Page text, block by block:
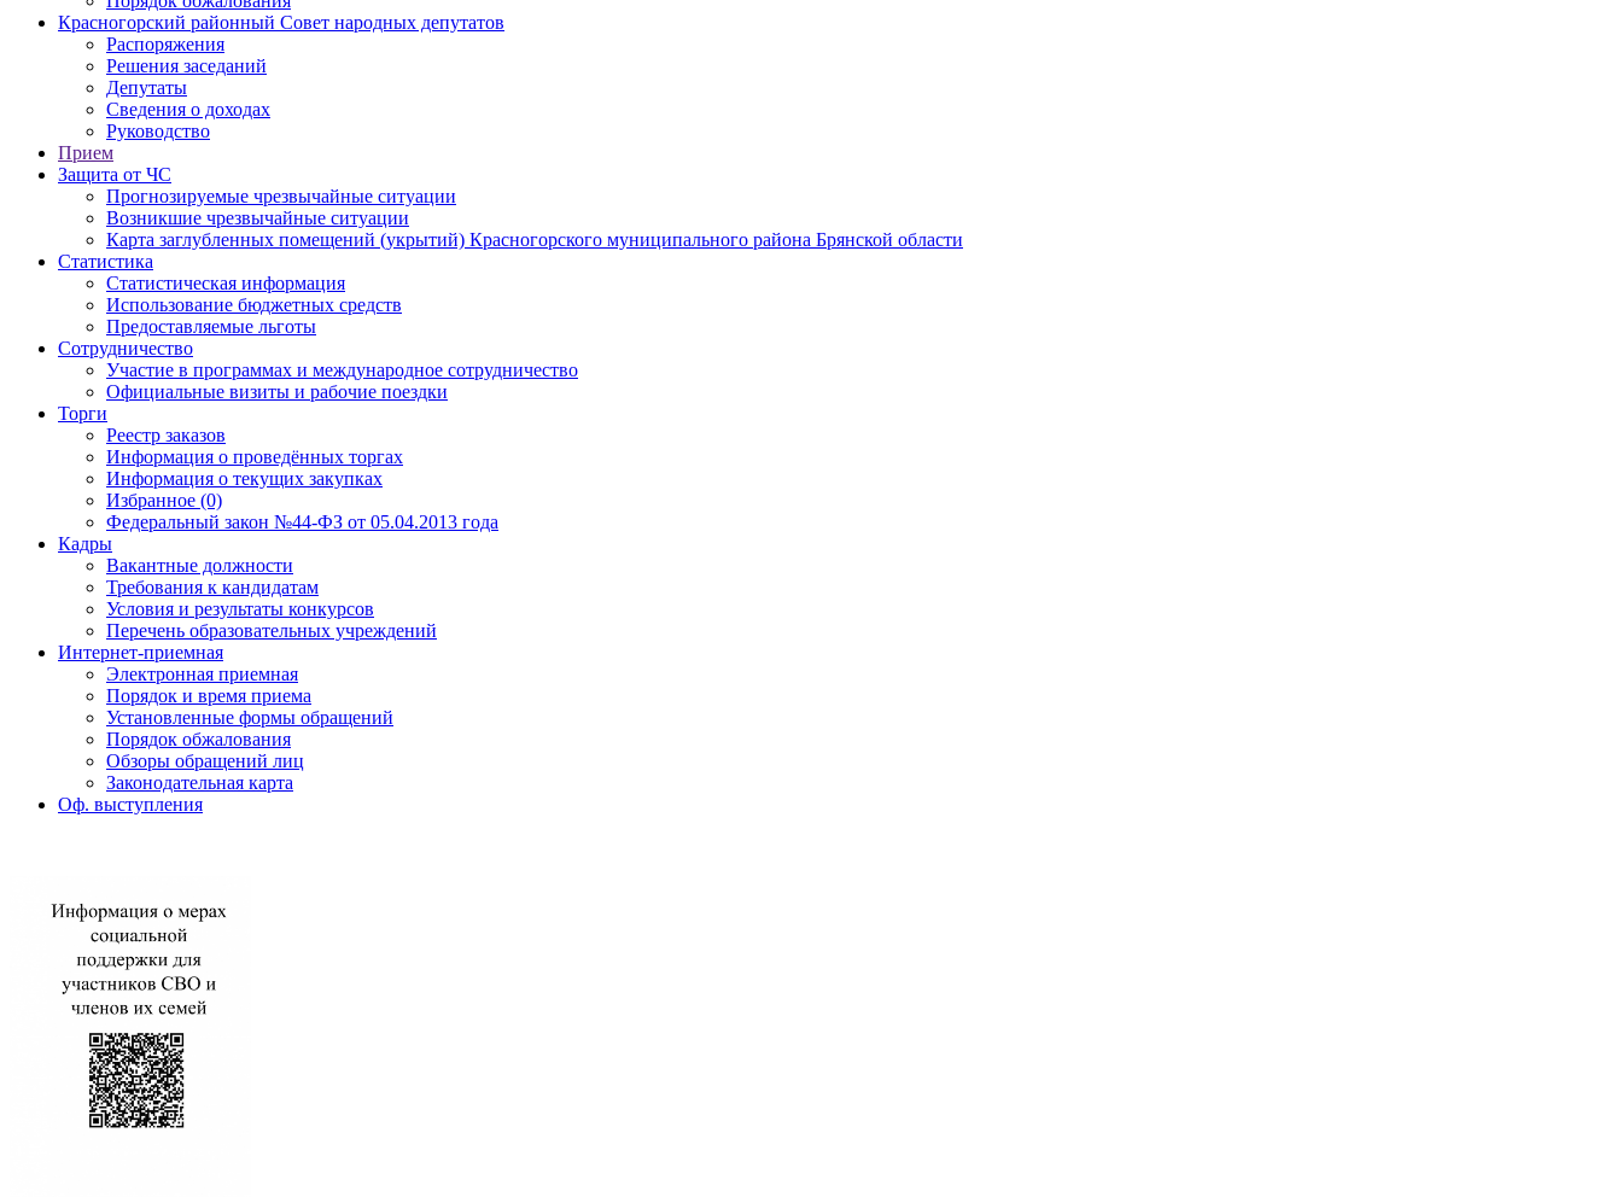
Красногорский районный Совет народных депутатов
Распоряжения
Решения заседаний
Депутаты
Сведения о доходах
Руководство
Прием
Защита от ЧС
Прогнозируемые чрезвычайные ситуации
Возникшие чрезвычайные ситуации
Карта заглубленных помещений (укрытий) Красногорского муниципального района Брянской области
Статистика
Статистическая информация
Использование бюджетных средств
Предоставляемые льготы
Сотрудничество
Участие в программах и международное сотрудничество
Официальные визиты и рабочие поездки
Торги
Реестр заказов
Информация о проведённых торгах
Информация о текущих закупках
Избранное (0)
Федеральный закон №44-ФЗ от 05.04.2013 года
Кадры
Вакантные должности
Требования к кандидатам
Условия и результаты конкурсов
Перечень образовательных учреждений
Интернет-приемная
Электронная приемная
Порядок и время приема
Установленные формы обращений
Порядок обжалования
Обзоры обращений лиц
Законодательная карта
Оф. выступления